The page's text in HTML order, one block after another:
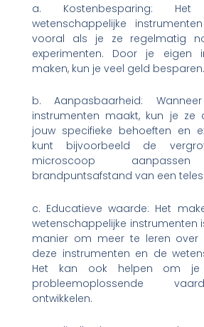
a. Kostenbesparing:
wetenschappelijke
vooral als je ze regelmatig
experimenten. Door je eigen
maken, kun je veel geld besparen.
b. Aanpasbaarheid:
instrumenten maakt, kun je ze
jouw specifieke behoeften en
kunt bijvoorbeeld de
microscoop
brandpuntsafstand van een
c. Educatieve waarde: Het
wetenschappelijke instrumenten
manier om meer te leren over
deze instrumenten en de
Het kan ook helpen om je
probleemoplossende
ontwikkelen.